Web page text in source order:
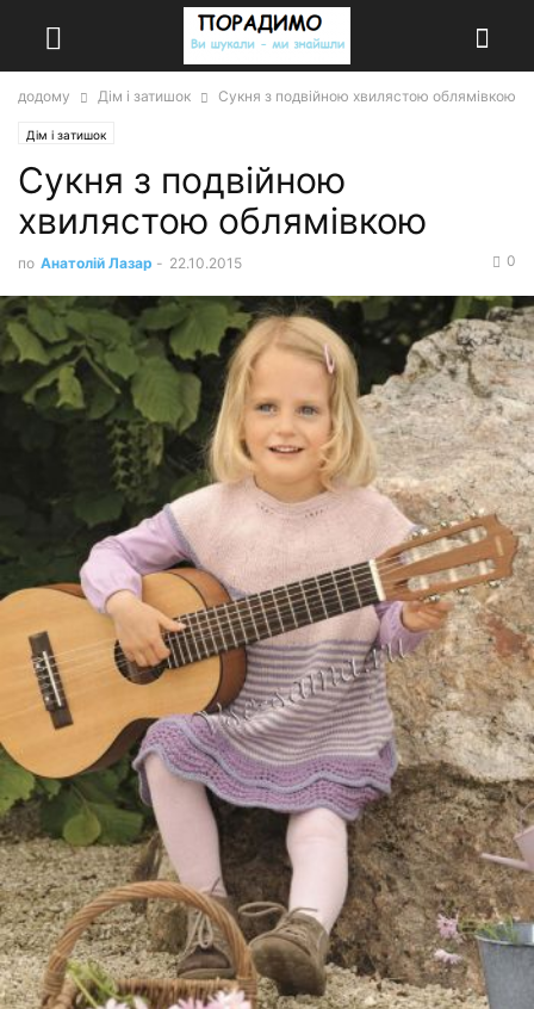
додому Дім і затишок Сукня з подвійною хвилястою облямівкою
Дім і затишок
Сукня з подвійною
хвилястою облямівкою
по Анатолій Лазар - 22.10.2015 0